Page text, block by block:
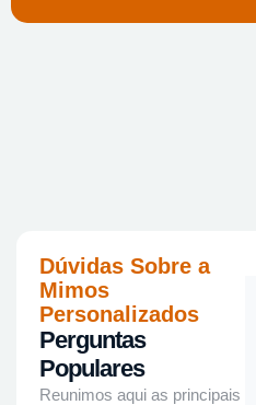
Dúvidas Sobre a
Mimos
Personalizados
Perguntas
Populares
Reunimos aqui as principais